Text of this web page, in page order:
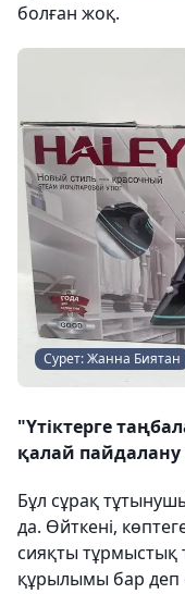
болған жоқ.
Сурет: Жанна Биятан
"Үтіктерге
қалай пайдалану
Бұл сұрақ
да. Өйткені,
сияқты тұрмыстық
құрылымы бар деп